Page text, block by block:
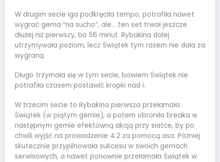
W drugim secie Iga podkręciła tempo, potrafiła nawet
wygrać gema “na sucho”, ale… ten set trwał jeszcze
dłużej niż pierwszy, bo 56 minut. Rybakina dalej
utrzymywała poziom, lecz Świątek tym razem nie dała za
wygraną.
Długo trzymała się w tym secie, bowiem Świątek nie
potrafiła czasem postawić kropki nad i.
W trzecim secie to Rybakina pierwsza przełamała
Świątek (w piątym gemie), a potem obroniła breaka w
następnym gemie efektowną akcją przy siatce, by po
chwili wyjść na prowadzenie 4:2 za pomocą asa. Później
skutecznie przypilnowała sukcesu w swoich gemach
serwisowych, a nawet ponownie przełamała Świątek w